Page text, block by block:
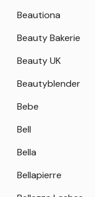
Beautiona
Beauty Bakerie
Beauty UK
Beautyblender
Bebe
Bell
Bella
Bellapierre